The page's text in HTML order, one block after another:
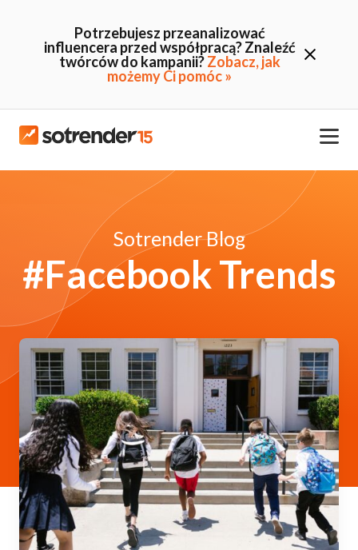
Potrzebujesz przeanalizować
influencera przed współpracą? Znaleźć
twórców do kampanii?Zobacz, jak
możemy Ci pomóc »
Sotrender Blog
#Facebook Trends